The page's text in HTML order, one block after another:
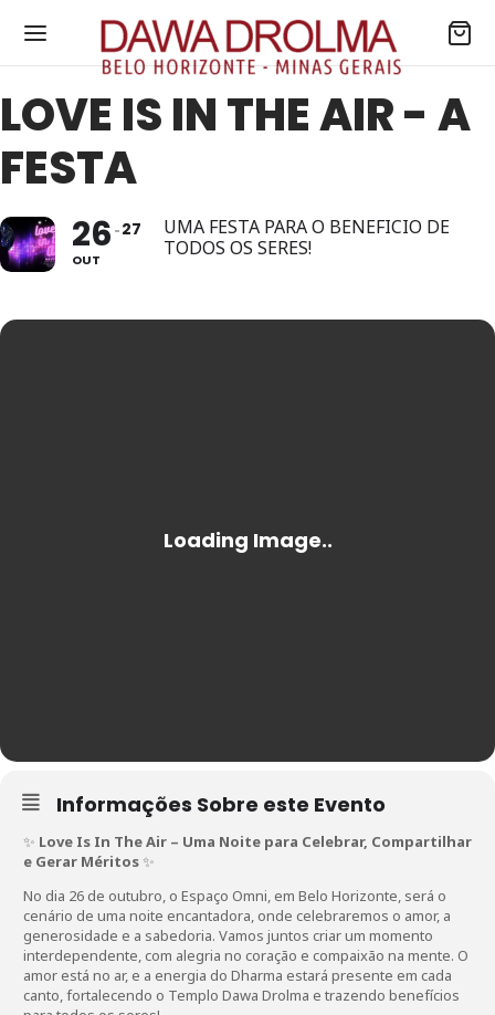
LOVE IS IN THE AIR - A
FESTA
26
OUT
27
UMA FESTA PARA O BENEFICIO DE
TODOS OS SERES!
Informações Sobre este Evento
✨ Love Is In The Air – Uma Noite para Celebrar, Compartilhar
e Gerar Méritos✨
No dia 26 de outubro, o Espaço Omni, em Belo Horizonte, será o
cenário de uma noite encantadora, onde celebraremos o amor, a
generosidade e a sabedoria. Vamos juntos criar um momento
interdependente, com alegria no coração e compaixão na mente. O
amor está no ar, e a energia do Dharma estará presente em cada
canto, fortalecendo o Templo Dawa Drolma e trazendo benefícios